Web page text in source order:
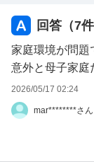
でしょうか、現
回答（7件
家庭環境が問題
意外と母子家庭
2026/05/17 02:24
mar********さん